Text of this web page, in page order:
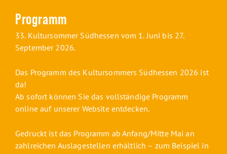
Programm
33. Kultursommer Südhessen vom 1. Juni bis 27.
September 2026.
Das Programm des Kultursommers Südhessen 2026 ist
da!
Ab sofort können Sie das vollständige Programm
online auf unserer Website entdecken.
Gedruckt ist das Programm ab Anfang/Mitte Mai an
zahlreichen Auslagestellen erhältlich – zum Beispiel in